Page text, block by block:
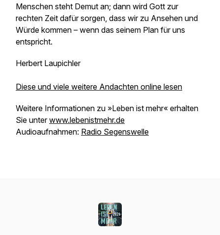
Menschen steht Demut an; dann wird Gott zur
rechten Zeit dafür sorgen, dass wir zu Ansehen und
Würde kommen – wenn das seinem Plan für uns
entspricht.
Herbert Laupichler
Diese und viele weitere Andachten online lesen
Weitere Informationen zu »Leben ist mehr« erhalten
Sie unterwww.lebenistmehr.de
Audioaufnahmen: Radio Segenswelle